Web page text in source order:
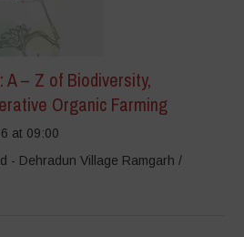
A – Z of Biodiversity,
Organic Farming
at 09:00
- Dehradun Village Ramgarh /